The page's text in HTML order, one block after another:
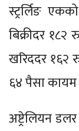
स्ट्रर्लिङ
बिक्रीदर
खरिददर १६२
६४ पैसा
अष्ट्रेलियन